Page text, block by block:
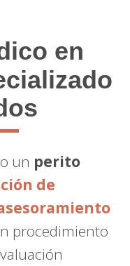
en
un perito
de
procedimiento